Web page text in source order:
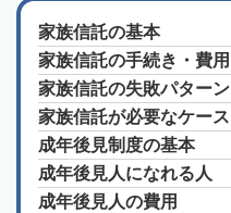
家族信託の基本
家族信託の手続き・費用
家族信託の失敗パターン
家族信託が必要なケース
成年後見制度の基本
成年後見人になれる人
成年後見人の費用